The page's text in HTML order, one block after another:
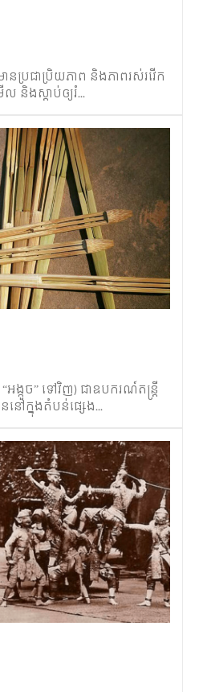
ប្រជាប្រិយភាព និងភាពរស់រវើក
និងស្តាប់ឲ្យរំ...
អង្កួច” ទៅវិញ) ជាឧបករណ៍តន្ត្រី
ៅក្នុងតំបន់ផ្សេង...